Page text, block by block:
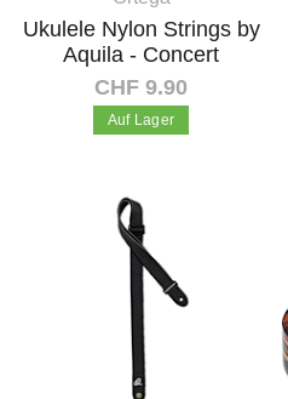
Ukulele Nylon Strings by
Aquila - Concert
CHF 9.90
Auf Lager
In den Warenkorb